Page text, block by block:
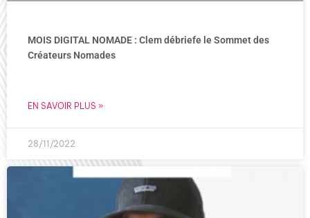
MOIS DIGITAL NOMADE : Clem débriefe le Sommet des
Créateurs Nomades
EN SAVOIR PLUS »
28/11/2022